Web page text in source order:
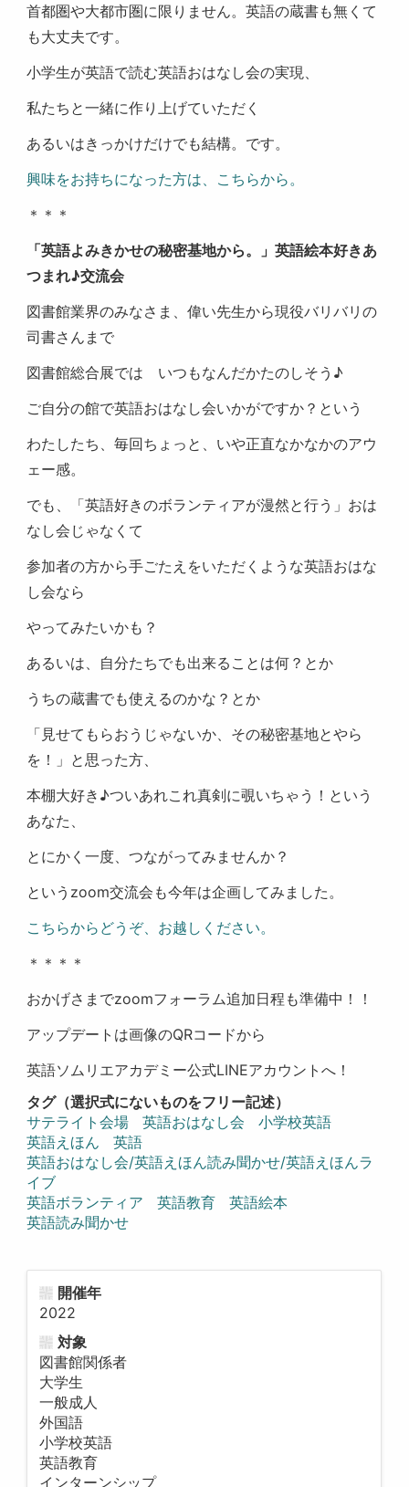
首都圏や大都市圏に限りません。英語の蔵書も無くて
も大丈夫です。
小学生が英語で読む英語おはなし会の実現、
私たちと一緒に作り上げていただく
あるいはきっかけだけでも結構。です。
興味をお持ちになった方は、こちらから。
＊＊＊
「英語よみきかせの秘密基地から。」英語絵本好きあ
つまれ♪交流会
図書館業界のみなさま、偉い先生から現役バリバリの
司書さんまで
図書館総合展では いつもなんだかたのしそう♪
ご自分の館で英語おはなし会いかがですか？という
わたしたち、毎回ちょっと、いや正直なかなかのアウ
ェー感。
でも、「英語好きのボランティアが漫然と行う」おは
なし会じゃなくて
参加者の方から手ごたえをいただくような英語おはな
し会なら
やってみたいかも？
あるいは、自分たちでも出来ることは何？とか
うちの蔵書でも使えるのかな？とか
「見せてもらおうじゃないか、その秘密基地とやら
を！」と思った方、
本棚大好き♪ついあれこれ真剣に覗いちゃう！という
あなた、
とにかく一度、つながってみませんか？
というzoom交流会も今年は企画してみました。
こちらからどうぞ、お越しください。
＊＊＊＊
おかげさまでzoomフォーラム追加日程も準備中！！
アップデートは画像のQRコードから
英語ソムリエアカデミー公式LINEアカウントへ！
タグ（選択式にないものをフリー記述）
サテライト会場
英語おはなし会
小学校英語
英語えほん
英語
英語おはなし会/英語えほん読み聞かせ/英語えほんラ
イブ
英語ボランティア
英語教育
英語絵本
英語読み聞かせ
開催年
2022
対象
図書館関係者
大学生
一般成人
外国語
小学校英語
英語教育
インターンシップ